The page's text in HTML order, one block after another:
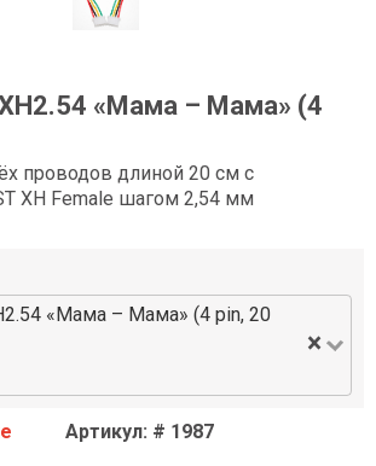
«Мама – Мама» (4
проводов длиной 20 см с
XH Female шагом 2,54 мм
«Мама – Мама» (4 pin, 20
×
Артикул: # 1987